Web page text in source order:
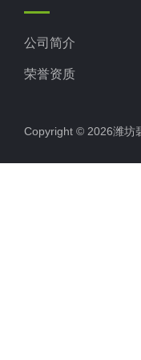
公司简介
荣誉资质
Copyright © 2026潍坊